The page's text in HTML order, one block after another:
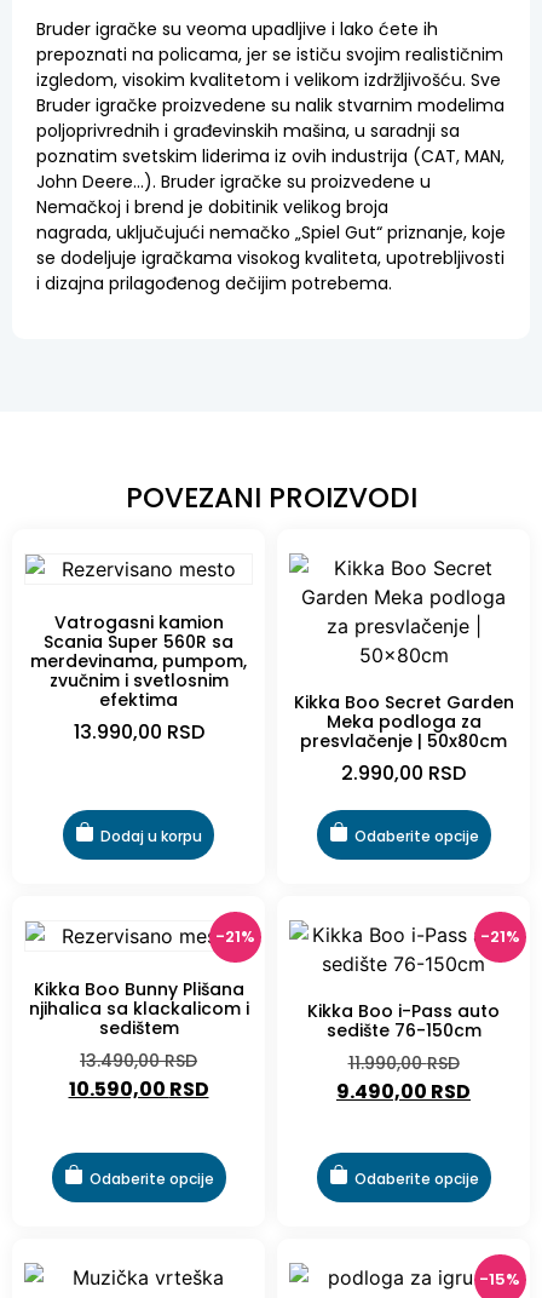
Bruder igračke su veoma upadljive i lako ćete ih
prepoznati na policama, jer se ističu svojim realističnim
izgledom, visokim kvalitetom i velikom izdržljivošću. Sve
Bruder igračke proizvedene su nalik stvarnim modelima
poljoprivrednih i građevinskih mašina, u saradnji sa
poznatim svetskim liderima iz ovih industrija (CAT, MAN,
John Deere…). Bruder igračke su proizvedene u
Nemačkoj i brend je dobitinik velikog broja
nagrada, uključujući nemačko „Spiel Gut“ priznanje, koje
se dodeljuje igračkama visokog kvaliteta, upotrebljivosti
i dizajna prilagođenog dečijim potrebema.
POVEZANI PROIZVODI
Vatrogasni kamion
Scania Super 560R sa
merdevinama, pumpom,
zvučnim i svetlosnim
efektima
13.990,00 RSD
Dodaj u korpu
Kikka Boo Secret Garden
Meka podloga za
presvlačenje | 50x80cm
2.990,00 RSD
Odaberite opcije
-21%
Kikka Boo Bunny Plišana
njihalica sa klackalicom i
sedištem
13.490,00RSD
10.590,00 RSD
Odaberite opcije
-21%
Kikka Boo i-Pass auto
sedište 76-150cm
11.990,00RSD
9.490,00 RSD
Odaberite opcije
-15%